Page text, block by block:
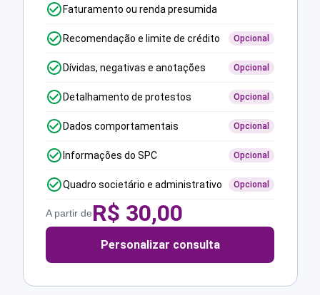
Faturamento ou renda presumida
Recomendação e limite de crédito Opcional
Dívidas, negativas e anotações Opcional
Detalhamento de protestos Opcional
Dados comportamentais Opcional
Informações do SPC Opcional
Quadro societário e administrativo Opcional
A partir deR$ 30,00
Personalizar consulta